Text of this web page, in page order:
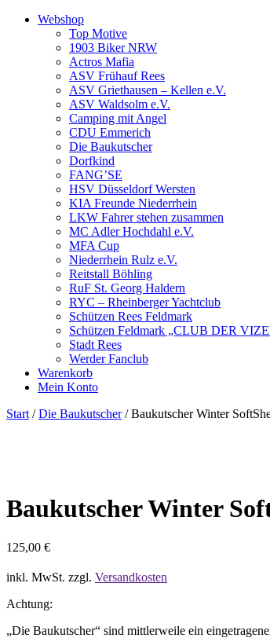
Webshop
Top Motive
1903 Biker NRW
Actros Mafia
ASV Frühauf Rees
ASV Griethausen – Kellen e.V.
ASV Waldsolm e.V.
Camping mit Angel
CDU Emmerich
Die Baukutscher
Dorfkind
FANG’SE
HSV Düsseldorf Wersten
KIA Freunde Niederrhein
LKW Fahrer stehen zusammen
MC Adler Hochdahl e.V.
MFA Cup
Niederrhein Rulz e.V.
Reitstall Böhling
RuF St. Georg Haldern
RYC – Rheinberger Yachtclub
Schützen Rees Feldmark
Schützen Feldmark „CLUB DER
Stadt Rees
Werder Fanclub
Warenkorb
Mein Konto
Start /Die Baukutscher/ Baukutscher Winter
Baukutscher Winter
125,00 €
inkl. MwSt. zzgl. Versandkosten
Achtung:
„Die Baukutscher“ sind mittlerweile ein